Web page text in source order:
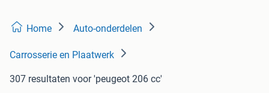
Home Auto-onderdelen
Carrosserie en Plaatwerk
307 resultaten voor 'peugeot 206 cc'